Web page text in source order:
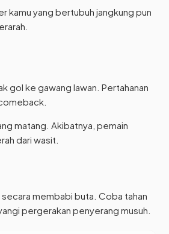
kamu yang bertubuh jangkung pun
gol ke gawang lawan. Pertahanan
matang. Akibatnya, pemain
dari wasit.
membabi buta. Coba tahan
pergerakan penyerang musuh.